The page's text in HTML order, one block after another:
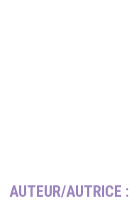
AUTEUR/AUTRICE :